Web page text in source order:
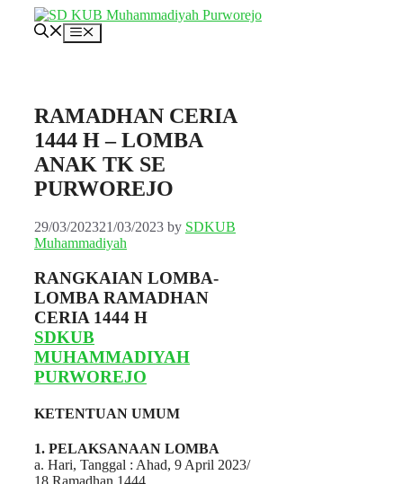
Menu
RAMADHAN CERIA
1444 H – LOMBA
ANAK TK SE
PURWOREJO
29/03/202321/03/2023 by SDKUB
Muhammadiyah
RANGKAIAN LOMBA-
LOMBA RAMADHAN
CERIA 1444 H
SDKUB
MUHAMMADIYAH
PURWOREJO
KETENTUAN UMUM
1. PELAKSANAAN LOMBA
a. Hari, Tanggal : Ahad, 9 April 2023/